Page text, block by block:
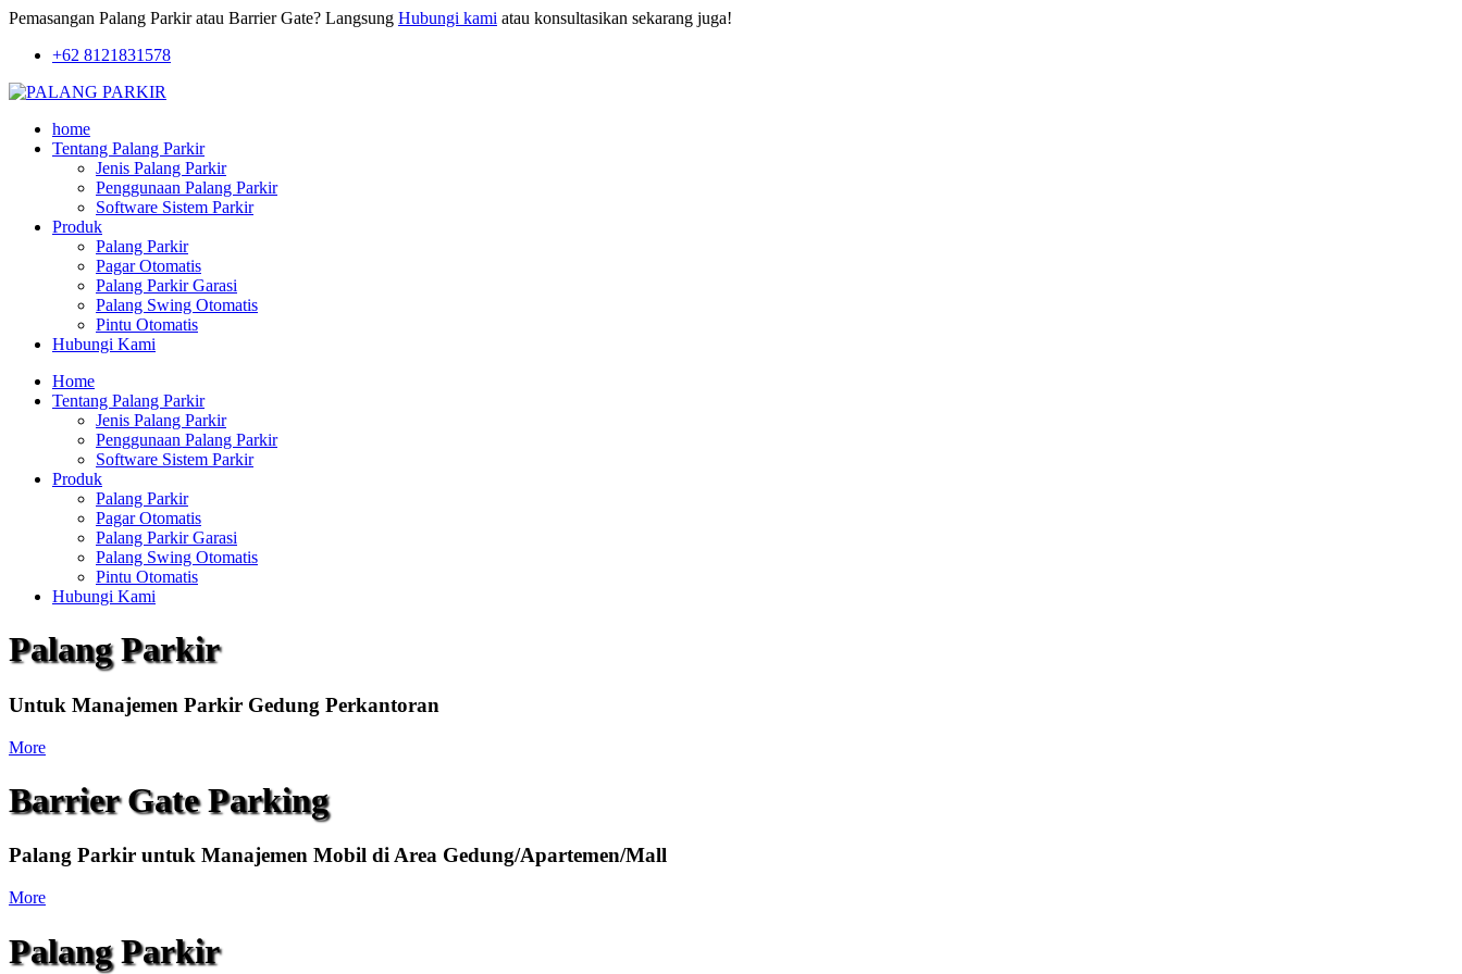
Pemasangan Palang Parkir atau Barrier Gate? Langsung Hubungi kami atau konsultasikan sekarang juga!
+62 8121831578
home
Tentang Palang Parkir
Jenis Palang Parkir
Penggunaan Palang Parkir
Software Sistem Parkir
Produk
Palang Parkir
Pagar Otomatis
Palang Parkir Garasi
Palang Swing Otomatis
Pintu Otomatis
Hubungi Kami
Home
Tentang Palang Parkir
Jenis Palang Parkir
Penggunaan Palang Parkir
Software Sistem Parkir
Produk
Palang Parkir
Pagar Otomatis
Palang Parkir Garasi
Palang Swing Otomatis
Pintu Otomatis
Hubungi Kami
Palang Parkir
Untuk Manajemen Parkir Gedung Perkantoran
More
Barrier Gate Parking
Palang Parkir untuk Manajemen Mobil di Area Gedung/Apartemen/Mall
More
Palang Parkir